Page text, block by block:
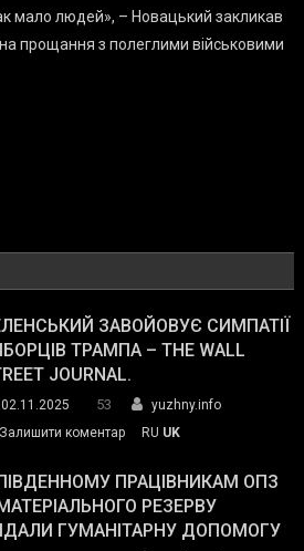
мало людей», – Новацький закликав
прощання з полеглими військовими
ЗАВОЙОВУЄ СИМПАТІЇ
ТРАМПА – THE WALL
JOURNAL.
02.11.2025 53
yuzhny.info
Залишити коментарon
завойовує
симпатії
виборців
RU UK
ПРАЦІВНИКАМ ОПЗ
РЕЗЕРВУ
ГУМАНІТАРНУ ДОПОМОГУ